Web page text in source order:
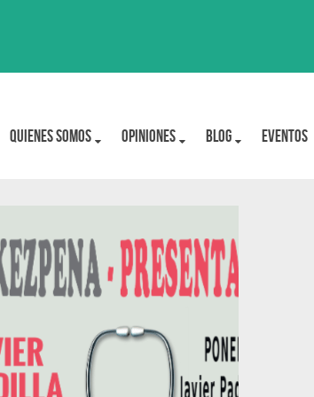
Quienes Somos OPINIONES BLOG Eventos